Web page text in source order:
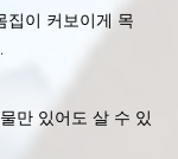
집이 커보이게 목
만 있어도 살 수 있